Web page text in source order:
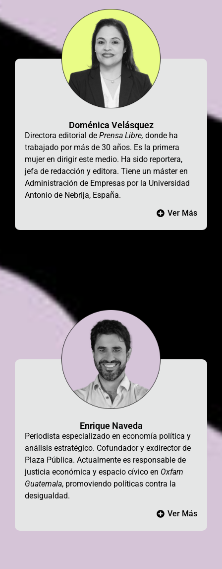
Doménica Velásquez
Directora editorial de Prensa Libre, donde ha
trabajado por más de 30 años. Es la primera
mujer en dirigir este medio. Ha sido reportera,
jefa de redacción y editora. Tiene un máster en
Administración de Empresas por la Universidad
Antonio de Nebrija, España.
Ver Más
Enrique Naveda
Periodista especializado en economía política y
análisis estratégico. Cofundador y exdirector de
Plaza Pública. Actualmente es responsable de
justicia económica y espacio cívico en Oxfam
Guatemala, promoviendo políticas contra la
desigualdad.
Ver Más